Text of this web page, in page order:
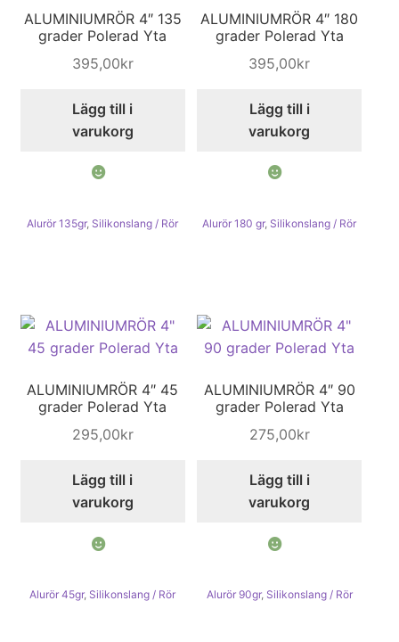
ALUMINIUMRÖR 4″ 135
grader Polerad Yta
395,00kr
Lägg till i
varukorg
Alurör 135gr, Silikonslang / Rör
ALUMINIUMRÖR 4″ 180
grader Polerad Yta
395,00kr
Lägg till i
varukorg
Alurör 180 gr, Silikonslang / Rör
ALUMINIUMRÖR 4″ 45
grader Polerad Yta
295,00kr
Lägg till i
varukorg
Alurör 45gr, Silikonslang / Rör
ALUMINIUMRÖR 4″ 90
grader Polerad Yta
275,00kr
Lägg till i
varukorg
Alurör 90gr, Silikonslang / Rör